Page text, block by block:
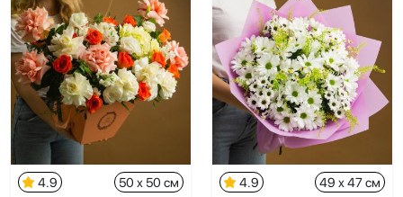
4.9 50 x 50 см 4.9 49 x 47 см